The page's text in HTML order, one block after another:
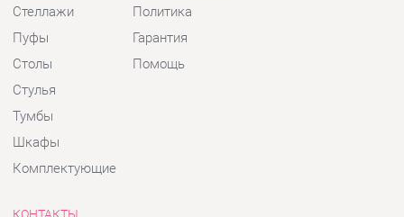
КОНТАКТЫ
Базовый, 47
Телефон: +7 (903) 000-00-00
Часы работы:
Пн - Пт:10:00 - 18:00 (GMT+5)